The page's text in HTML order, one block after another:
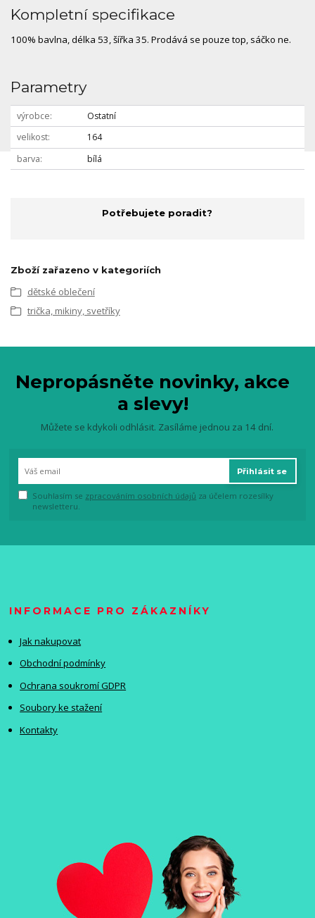
Kompletní specifikace
100% bavlna, délka 53, šířka 35. Prodává se pouze top, sáčko ne.
Parametry
výrobce
Ostatní
velikost
164
barva
bílá
Potřebujete poradit?
Zboží zařazeno v kategoriích
dětské oblečení
trička, mikiny, svetříky
Nepropásněte novinky, akce
a slevy!
Můžete se kdykoli odhlásit. Zasíláme jednou za 14 dní.
Přihlásit se
Souhlasím se zpracováním osobních údajů za účelem rozesílky
newsletteru.
INFORMACE PRO ZÁKAZNÍKY
Jak nakupovat
Obchodní podmínky
Ochrana soukromí GDPR
Soubory ke stažení
Kontakty